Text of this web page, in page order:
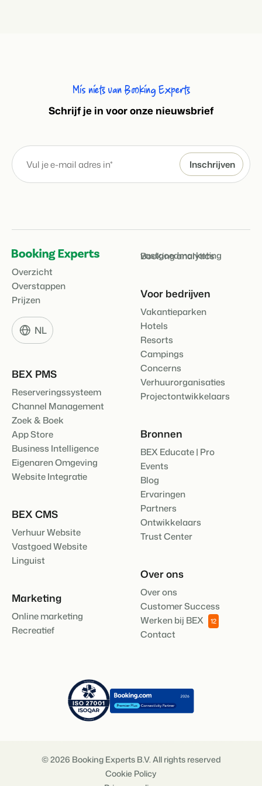
Mis niets van Booking Experts
Schrijf je in voor onze nieuwsbrief
Overzicht
Overstappen
Prijzen
NL
BEX PMS
Reserveringssysteem
Channel Management
Zoek & Boek
App Store
Business Intelligence
Eigenaren Omgeving
Website Integratie
BEX CMS
Verhuur Website
Vastgoed Website
Linguist
Marketing
Online marketing
Recreatief
vastgoedmarketing
Booking analytics
Voor bedrijven
Vakantieparken
Hotels
Resorts
Campings
Concerns
Verhuurorganisaties
Projectontwikkelaars
Bronnen
BEX Educate | Pro
Events
Blog
Ervaringen
Partners
Ontwikkelaars
Trust Center
Over ons
Over ons
Customer Success
Werken bij BEX
12
Contact
© 2026 Booking Experts B.V. All rights reserved
Cookie Policy